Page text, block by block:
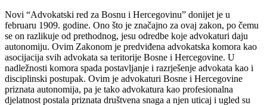
Novi “Advokatski red za Bosnu i Hercegovinu” donijet je u
februaru 1909. godine. Ono što je značajno za ovaj zakon, po čemu
se on razlikuje od prethodnog, jesu odredbe koje advokaturi daju
autonomiju. Ovim Zakonom je predviđena advokatska komora kao
asocijacija svih advokata sa teritorije Bosne i Hercegovine. U
nadležnosti komora spada postavljanje i razrješenje advokata kao i
disciplinski postupak. Ovim je advokaturi Bosne i Hercegovine
priznata autonomija, pa je tako advokatura kao profesionalna
djelatnost postala priznata društvena snaga a njen uticaj i ugled su